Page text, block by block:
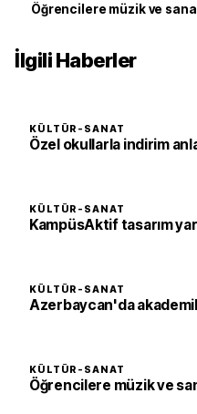
Öğrencilere müzik ve
İlgili Haberler
KÜLTÜR-SANAT
Özel okullarla indirim
KÜLTÜR-SANAT
KampüsAktif tasarım
KÜLTÜR-SANAT
Azerbaycan'da
KÜLTÜR-SANAT
Öğrencilere müzik ve